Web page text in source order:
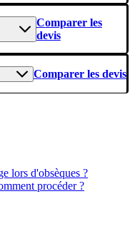
Comparer les
devis
Comparer les devis
lors d'obsèques ?
procéder ?